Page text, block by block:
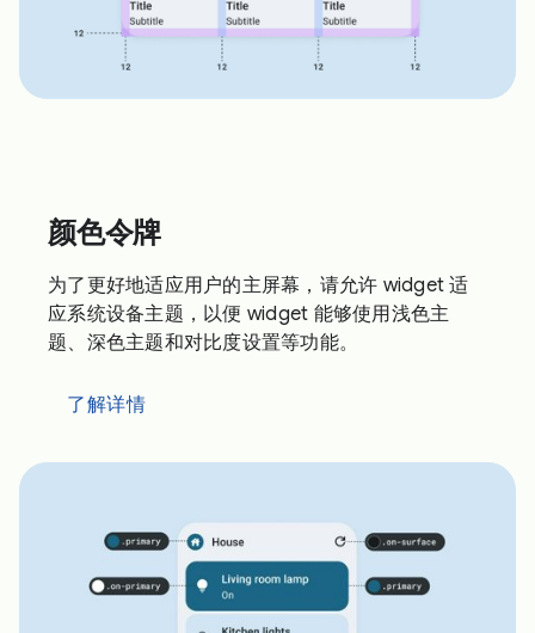
颜色令牌
为了更好地适应用户的主屏幕，请允许 widget 适
应系统设备主题，以便 widget 能够使用浅色主
题、深色主题和对比度设置等功能。
了解详情